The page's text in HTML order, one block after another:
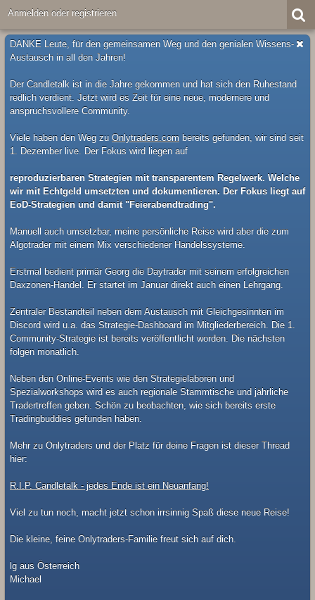
Anmelden oder registrieren
DANKE Leute, für den gemeinsamen Weg und den genialen Wissens-
Austausch in all den Jahren!
Der Candletalk ist in die Jahre gekommen und hat sich den Ruhestand
redlich verdient. Jetzt wird es Zeit für eine neue, modernere und
anspruchsvollere Community.
Viele haben den Weg zu Onlytraders.com bereits gefunden, wir sind seit
1. Dezember live. Der Fokus wird liegen auf
reproduzierbaren Strategien mit transparentem Regelwerk. Welche
wir mit Echtgeld umsetzten und dokumentieren. Der Fokus liegt auf
EoD-Strategien und damit "Feierabendtrading".
Manuell auch umsetzbar, meine persönliche Reise wird aber die zum
Algotrader mit einem Mix verschiedener Handelssysteme.
Erstmal bedient primär Georg die Daytrader mit seinem erfolgreichen
Daxzonen-Handel. Er startet im Januar direkt auch einen Lehrgang.
Zentraler Bestandteil neben dem Austausch mit Gleichgesinnten im
Discord wird u.a. das Strategie-Dashboard im Mitgliederbereich. Die 1.
Community-Strategie ist bereits veröffentlicht worden. Die nächsten
folgen monatlich.
Neben den Online-Events wie den Strategielaboren und
Spezialworkshops wird es auch regionale Stammtische und jährliche
Tradertreffen geben. Schön zu beobachten, wie sich bereits erste
Tradingbuddies gefunden haben.
Mehr zu Onlytraders und der Platz für deine Fragen ist dieser Thread
hier:
R.I.P. Candletalk - jedes Ende ist ein Neuanfang!
Viel zu tun noch, macht jetzt schon irrsinnig Spaß diese neue Reise!
Die kleine, feine Onlytraders-Familie freut sich auf dich.
lg aus Österreich
Michael